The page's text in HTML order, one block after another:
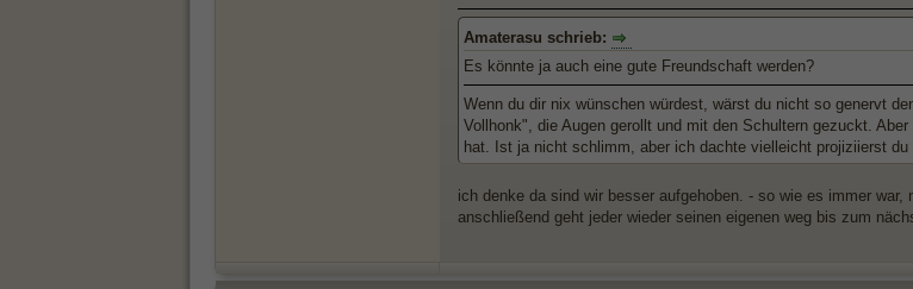
Amaterasu schrieb:
Es könnte ja auch eine gute Freundschaft werden?
Wenn du dir nix wünschen würdest, wärst du nicht so genervt
Vollhonk", die Augen gerollt und mit den Schultern gezuckt.
hat. Ist ja nicht schlimm, aber ich dachte vielleicht projiziierst du
ich denke da sind wir besser aufgehoben. - so wie es immer
anschließend geht jeder wieder seinen eigenen weg bis zum